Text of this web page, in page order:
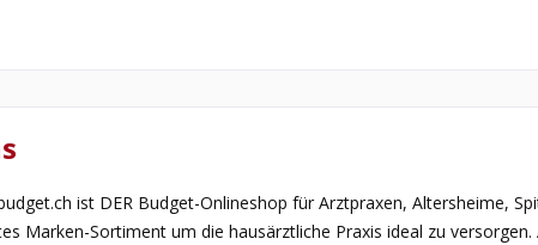
ist DER Budget-Onlineshop für Arztpraxen, Altersheime,
Marken-Sortiment um die hausärztliche Praxis ideal zu